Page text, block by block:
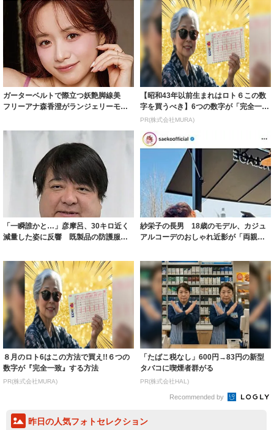
ガーターベルトで際立つ妖艶脚線美
フリーアナ森香澄がランジェリーモデ
【昭和43年以前生まれはロト６この数
字を買うべき】6つの数字が「完全一
致」する方...
PR(株式会社MURA)
「一瞬誰かと…」彦摩呂、30キロ近く
減量した姿に反響 既製品の防護服が
紗栄子の長男 18歳のモデル、カジュ
アルコーデのおしゃれ近影が「両親の
８月のロト6はこの方法で買え!!６つの
数字が『完全一致』する方法
PR(株式会社MURA)
「たばこ税なし」600円→83円の新型
タバコに喫煙者群がる
PR(株式会社HAL)
Recommended by
昨日の人気フォトセレクション